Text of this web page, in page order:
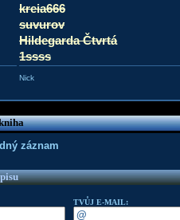
kreia666
suvurov
Hildegarda Čtvrtá
1ssss
Nick
záznam
TVŮJ E-MAIL: